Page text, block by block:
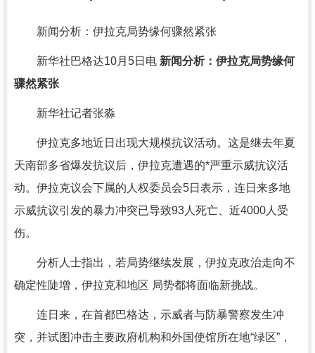
新闻分析：伊拉克局势缘何骤然紧张
新华社巴格达10月5日电 新闻分析：伊拉克局势缘何
骤然紧张
新华社记者张淼
伊拉克多地近日出现大规模抗议活动。这是继去年夏
天南部多省爆发抗议后，伊拉克遭遇的*严重示威抗议活
动。伊拉克议会下属的人权委员会5日表示，连日来多地
示威抗议引发的暴力冲突已导致93人死亡、近4000人受
伤。
分析人士指出，若局势继续发展，伊拉克政治走向不
确定性陡增，伊拉克和地区 局势都将面临新挑战。
连日来，在首都巴格达，示威者与防暴警察发生冲
突，并试图冲击主要政府机构和外国使馆所在地“绿区”，